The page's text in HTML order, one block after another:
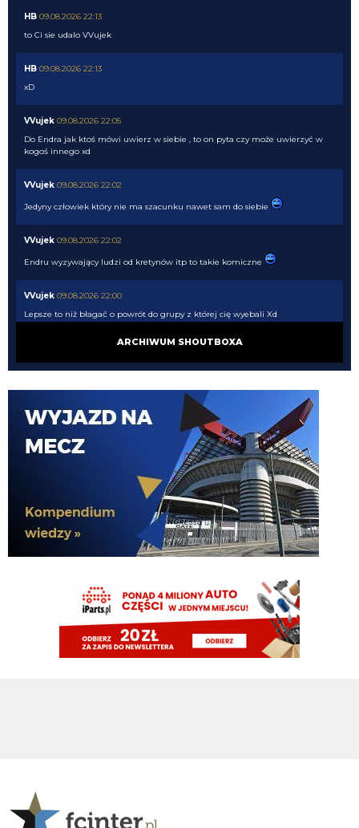
HB 09.08.2026 22:13
to Ci sie udalo VVujek
HB 09.08.2026 22:13
xD
VVujek 09.08.2026 22:05
Do Endra jak ktoś mówi uwierz w siebie , to on pyta czy może uwierzyć w
kogoś innego xd
VVujek 09.08.2026 22:02
Jedyny człowiek który nie ma szacunku nawet sam do siebie
VVujek 09.08.2026 22:02
Endru wyzywający ludzi od kretynów itp to takie komiczne
VVujek 09.08.2026 22:00
Lepsze to niż błagać o powrót do grupy z której cię wyebali Xd
09.08.2026 21:51
Miłośnik i wielbiciel wielkich murzynów sidibe singo pepe a teraz Norton
Endru 09.08.2026 21:31
I dalej chcą, a ty kretynie chciałes sidibe i pepe
Spence z Tottenhamu 0 g 0 asyst a wielu go tu chciało.
Cny 09.08.2026 21:23
plan idealny. kupujemy nortona za 15M, myślimy że kopnie Ewa razy prosto
piłkę i jakieś niukasyl czy inne lids da za niego sto milionów później, w
rzeczywistości bujamy się z nim jak z islamskim albancem
09.08.2026 21:02
no i do Sebka Esposito bo on mentalnie też jest murzynem
09.08.2026 21:01
martins2000
Diouf więcej zrobił w 1 meczu jak Cuffy w 40
ARCHIWUM SHOUTBOXA